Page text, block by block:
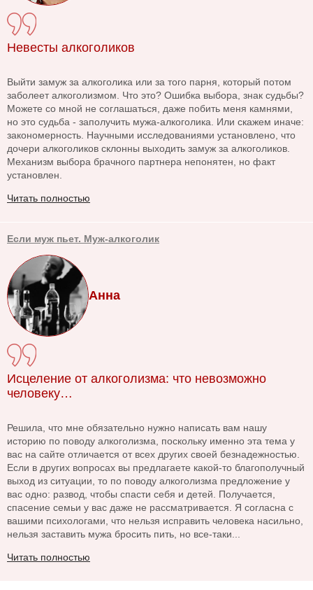
Невесты алкоголиков
Выйти замуж за алкоголика или за того парня, который потом
заболеет алкоголизмом. Что это? Ошибка выбора, знак судьбы?
Можете со мной не соглашаться, даже побить меня камнями,
но это судьба - заполучить мужа-алкоголика. Или скажем иначе:
закономерность. Научными исследованиями установлено, что
дочери алкоголиков склонны выходить замуж за алкоголиков.
Механизм выбора брачного партнера непонятен, но факт
установлен.
Читать полностью
Если муж пьет. Муж-алкоголик
Анна
Исцеление от алкоголизма: что невозможно
человеку…
Решила, что мне обязательно нужно написать вам нашу
историю по поводу алкоголизма, поскольку именно эта тема у
вас на сайте отличается от всех других своей безнадежностью.
Если в других вопросах вы предлагаете какой-то благополучный
выход из ситуации, то по поводу алкоголизма предложение у
вас одно: развод, чтобы спасти себя и детей. Получается,
спасение семьи у вас даже не рассматривается. Я согласна с
вашими психологами, что нельзя исправить человека насильно,
нельзя заставить мужа бросить пить, но все-таки...
Читать полностью